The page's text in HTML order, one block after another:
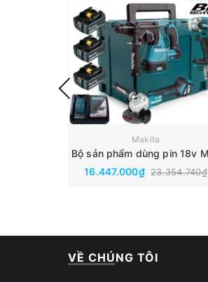
Makita
16.447.000₫ 23.354.740₫
VỀ CHÚNG TÔI